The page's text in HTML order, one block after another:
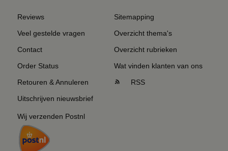
Reviews
Veel gestelde vragen
Contact
Order Status
Retouren & Annuleren
Uitschrijven nieuwsbrief
Wij verzenden Postnl
Sitemapping
Overzicht thema's
Overzicht rubrieken
Wat vinden klanten van ons
RSS